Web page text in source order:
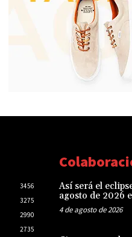
3456
3275
2990
2735
Así será el
agosto de 2026
4 de agosto de 2026